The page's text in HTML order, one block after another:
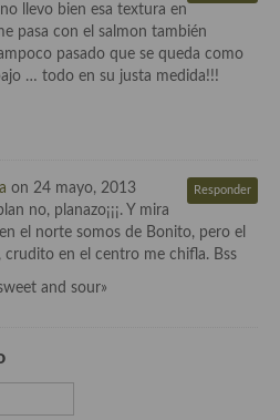
llevo bien esa textura en
pasa con el salmon también
pasado que se queda como
… todo en su justa medida!!!
on 24 mayo, 2013 Responder
no, planazo¡¡¡. Y mira
el norte somos de Bonito, pero el
crudito en el centro me chifla. Bss
and sour»